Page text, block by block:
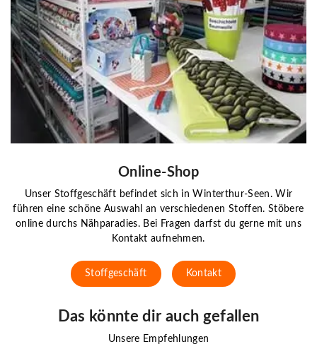
Online-Shop
Unser Stoffgeschäft befindet sich in Winterthur-Seen. Wir
führen eine schöne Auswahl an verschiedenen Stoffen. Stöbere
online durchs Nähparadies. Bei Fragen darfst du gerne mit uns
Kontakt aufnehmen.
Stoffgeschäft Kontakt
Das könnte dir auch gefallen
Unsere Empfehlungen